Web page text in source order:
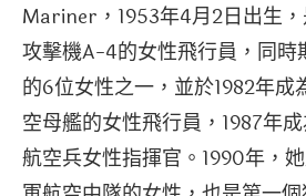
Mariner，1953年4月2日出生
攻擊機A-4的女性飛行員，同時
的6位女性之一，並於1982年成
空母艦的女性飛行員，1987年
航空兵女性指揮官。1990年，